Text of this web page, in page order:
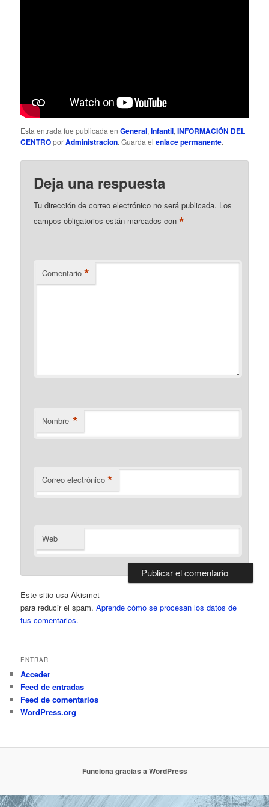
a
d
a
s
Esta entrada fue publicada enGeneral,Infantil,INFORMACIÓN DEL
CENTROporAdministracion. Guarda elenlace permanente.
Deja una respuesta
Tu dirección de correo electrónico no será publicada. Los
campos obligatorios están marcados con*
Comentario *
Nombre *
Correo electrónico *
Web
Este sitio usa Akismet
para reducir el spam.Aprende cómo se procesan los datos de
tus comentarios.
ENTRAR
Acceder
Feed de entradas
Feed de comentarios
WordPress.org
Funciona gracias a WordPress